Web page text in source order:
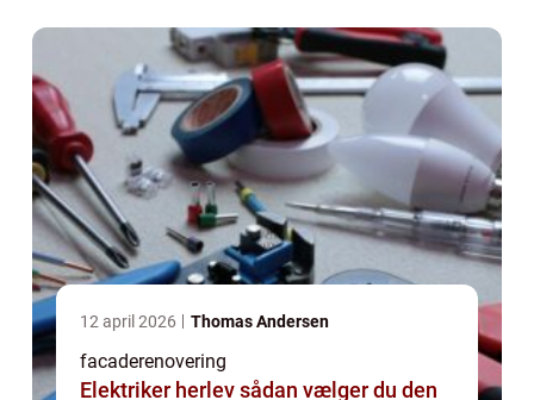
12 april 2026 Thomas Andersen
facaderenovering
Elektriker herlev sådan vælger du den